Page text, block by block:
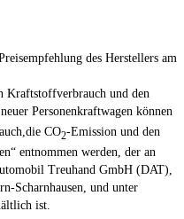
des Herstellers am
und den
Personenkraftwagen können
CO2-Emission und den
entnommen werden, der an
Treuhand GmbH (DAT),
Scharnhausen, und unter
ist.